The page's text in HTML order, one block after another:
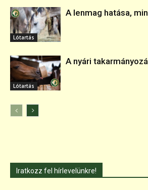
Lótartás
A lenmag hatása,
Lótartás
A nyári
Iratkozz fel hírlevelünkre!